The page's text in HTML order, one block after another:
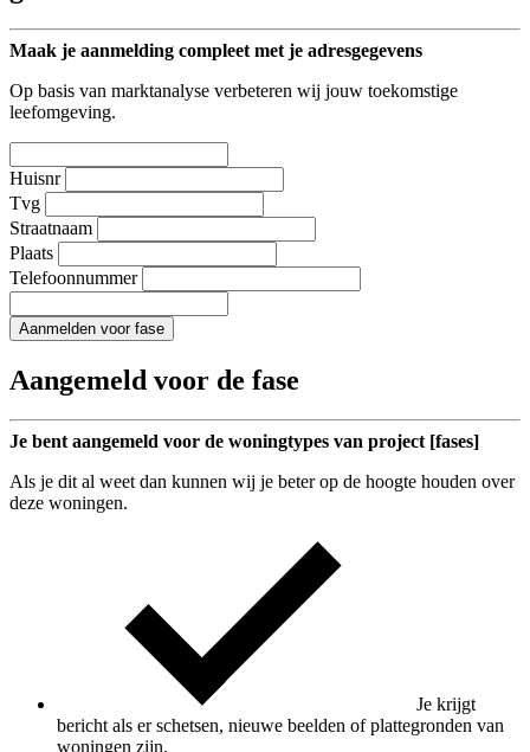
Maak je aanmelding compleet met je adresgegevens
Op basis van marktanalyse verbeteren wij jouw toekomstige
leefomgeving.
Huisnr
Tvg
Straatnaam
Plaats
Telefoonnummer
Aanmelden voor fase
Aangemeld voor de fase
Je bent aangemeld voor de woningtypes van project [fases]
Als je dit al weet dan kunnen wij je beter op de hoogte houden over
deze woningen.
Je krijgt
bericht als er schetsen, nieuwe beelden of plattegronden van
woningen zijn.